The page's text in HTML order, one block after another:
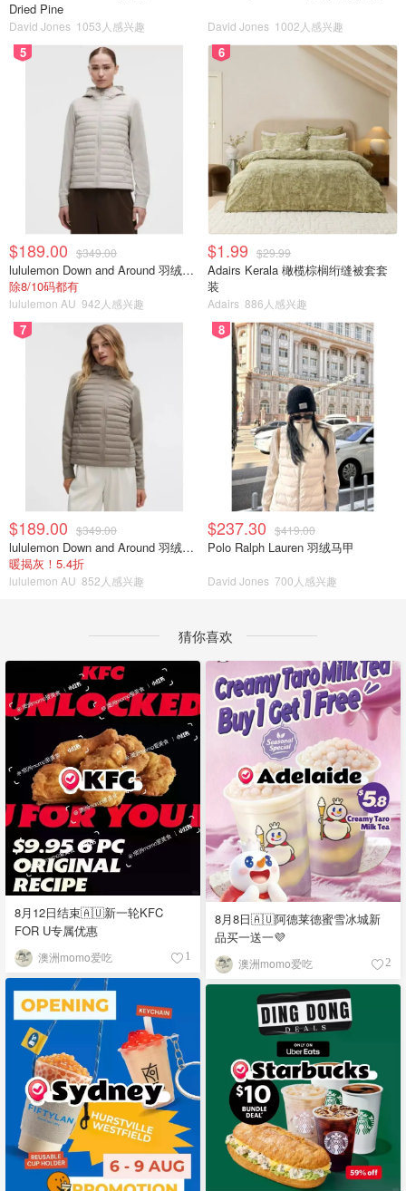
Dried Pine
David Jones 1053人感兴趣 David Jones 1002人感兴趣
5
$189.00 $349.00
lululemon Down and Around 羽绒夹克
除8/10码都有
lululemon AU 942人感兴趣
6
$1.99 $29.99
Adairs Kerala 橄榄棕榈绗缝被套套
装
Adairs 886人感兴趣
7
$189.00 $349.00
lululemon Down and Around 羽绒夹克
暖揭灰！5.4折
lululemon AU 852人感兴趣
8
$237.30 $419.00
Polo Ralph Lauren 羽绒马甲
David Jones 700人感兴趣
猜你喜欢
8月12日结束🇦🇺新一轮KFC
FOR U专属优惠
澳洲momo爱吃 1
8月8日🇦🇺阿德莱德蜜雪冰城新
品买一送一💜
澳洲momo爱吃 2